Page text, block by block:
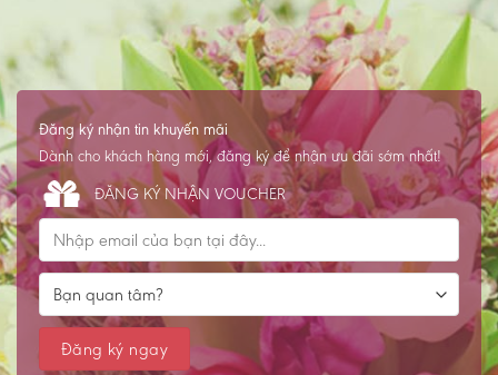
Đăng ký nhận tin khuyến mãi
Dành cho khách hàng mới, đăng ký để nhận ưu đãi sớm nhất!
ĐĂNG KÝ NHẬN VOUCHER